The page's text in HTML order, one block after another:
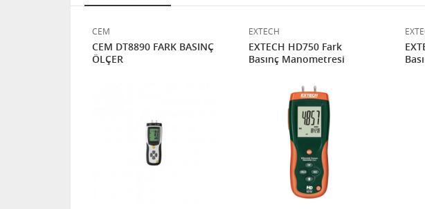
CEM
CEM DT8890 FARK BASINÇ
ÖLÇER
EXTECH
EXTECH HD750 Fark
Basınç Manometresi